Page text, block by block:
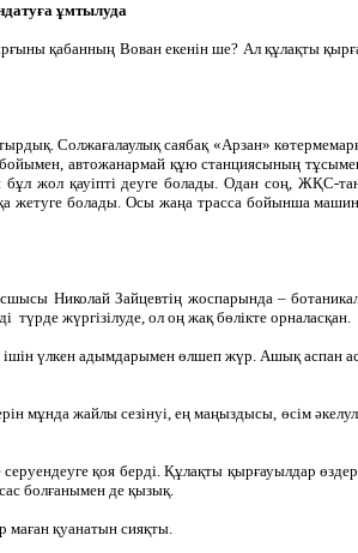
ұмтылуда
қабанның Вован екенін ше? Ал құлақты
Солжағалаулық саябақ «Арзан»
автожанармай құю станциясының
жол қауіпті деуге болады. Одан соң, ЖҚС-
жетуге болады. Осы жаңа трасса бойынша
Николай Зайцевтің жоспарында –
түрде жүргізілуде, ол оң жақ бөлікте орналасқан.
үлкен адымдарымен өлшеп жүр. Ашық аспан
мұнда жайлы сезінуі, ең маңыздысы, өсім
қоя берді. Құлақты қырғауылдар
болғанымен де қызық.
маған қуанатын сияқты.